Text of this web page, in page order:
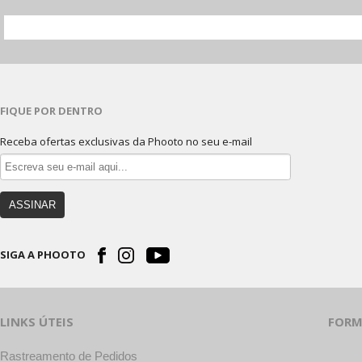
FIQUE POR DENTRO
Receba ofertas exclusivas da Phooto no seu e-mail
ASSINAR
SIGA A PHOOTO
LINKS ÚTEIS
Rastreamento de Pedidos